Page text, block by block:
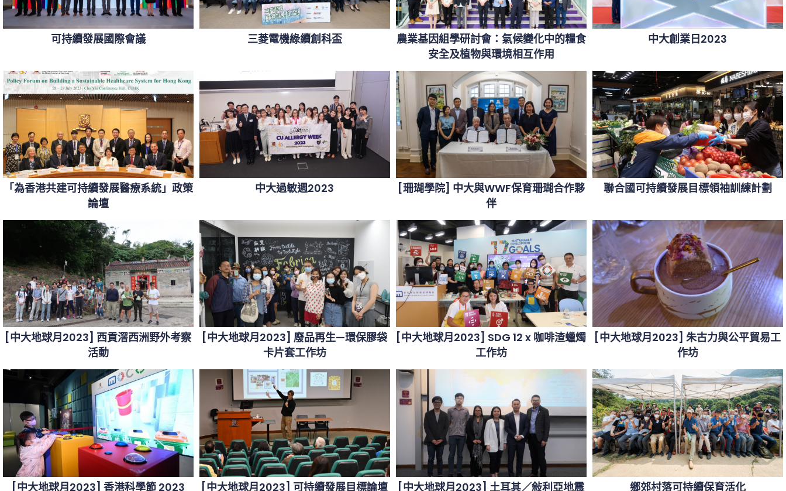
可持續發展國際會議 三菱電機綠續創科盃
農業基因組學研討會：氣候變化中的糧食
安全及植物與環境相互作用
中大創業日2023
「為香港共建可持續發展醫療系統」政策
論壇
中大過敏週2023
[珊瑚學院] 中大與WWF保育珊瑚合作夥
伴
聯合國可持續發展目標領袖訓練計劃
[中大地球月2023] 西貢滘西洲野外考察
活動
[中大地球月2023] 廢品再生—環保膠袋
卡片套工作坊
[中大地球月2023] SDG 12 x 咖啡渣蠟燭
工作坊
[中大地球月2023] 朱古力與公平貿易工
作坊
[中大地球月2023] 香港科學節 2023 [中大地球月2023] 可持續發展目標論壇 [中大地球月2023] 土耳其／敍利亞地震 鄉郊村落可持續保育活化